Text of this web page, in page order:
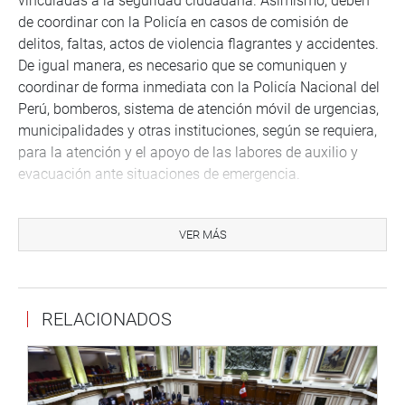
de coordinar con la Policía en casos de comisión de
delitos, faltas, actos de violencia flagrantes y accidentes.
De igual manera, es necesario que se comuniquen y
coordinar de forma inmediata con la Policía Nacional del
Perú, bomberos, sistema de atención móvil de urgencias,
municipalidades y otras instituciones, según se requiera,
para la atención y el apoyo de las labores de auxilio y
evacuación ante situaciones de emergencia.
modalidad de contratación a que se sujeta el sereno
municipal, por lo que debe de percibir la contraprestación
contar con el uniforme y equipamiento básico necesario
recibir capacitación permanente y entrenamiento previo,
que les permita cumplir con eficiencia su labor de
VER MÁS
RELACIONADOS